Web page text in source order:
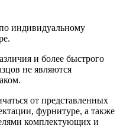
индивидуальному
и более быстрого
не являются
от представленных
фурнитуре, а также
комплектующих и